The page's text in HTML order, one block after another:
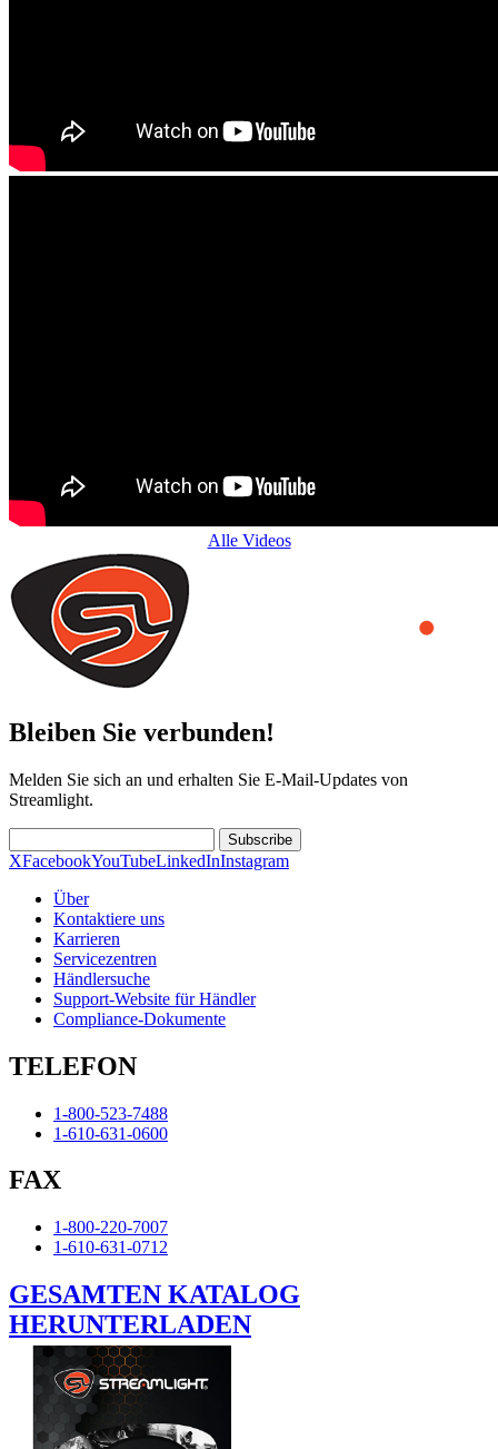
Alle Videos
Bleiben Sie verbunden!
Melden Sie sich an und erhalten Sie E-Mail-Updates von
Streamlight.
Subscribe
XFacebookYouTubeLinkedInInstagram
Über
Kontaktiere uns
Karrieren
Servicezentren
Händlersuche
Support-Website für Händler
Compliance-Dokumente
TELEFON
1-800-523-7488
1-610-631-0600
FAX
1-800-220-7007
1-610-631-0712
GESAMTEN KATALOG
HERUNTERLADEN